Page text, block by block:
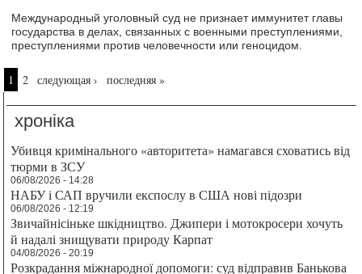
Международный уголовный суд не признает иммунитет главы
государства в делах, связанных с военными преступлениями,
преступлениями против человечности или геноцидом.
Страницы
1 2 следующая › последняя »
хроніка
Убивця кримінального «авторитета» намагався сховатись від
тюрми в ЗСУ
06/08/2026 - 14:28
НАБУ і САП вручили експослу в США нові підозри
06/08/2026 - 12:19
Звичайнісіньке шкідництво. Джипери і мотокросери хочуть
й надалі знищувати природу Карпат
04/08/2026 - 20:19
Розкрадання міжнародної допомоги: суд відправив Банькова